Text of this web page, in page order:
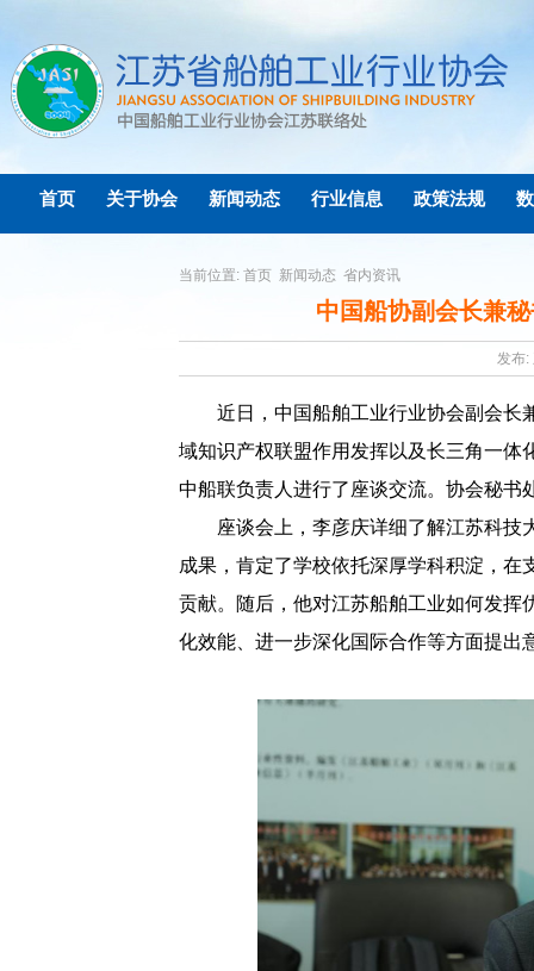
首页 关于协会 新闻动态 行业信息 政策法规
当前位置: 首页 新闻动态 省内资讯
中国船协副会长兼
发布:
近日，中国船舶工业行业协会副会长
域知识产权联盟作用发挥以及长三角一体
中船联负责人进行了座谈交流。协会秘书
座谈会上，李彦庆详细了解江苏科
成果，肯定了学校依托深厚学科积淀，
贡献。随后，他对江苏船舶工业如何发挥
化效能、进一步深化国际合作等方面提出